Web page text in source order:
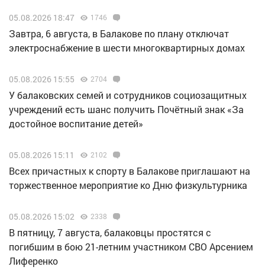
05.08.2026 18:47 1746
Завтра, 6 августа, в Балакове по плану отключат
электроснабжение в шести многоквартирных домах
05.08.2026 15:55 2704
У балаковских семей и сотрудников социозащитных
учреждений есть шанс получить Почётный знак «За
достойное воспитание детей»
05.08.2026 15:11 2102
Всех причастных к спорту в Балакове приглашают на
торжественное мероприятие ко Дню физкультурника
05.08.2026 15:02 2338
В пятницу, 7 августа, балаковцы простятся с
погибшим в бою 21-летним участником СВО Арсением
Лиференко